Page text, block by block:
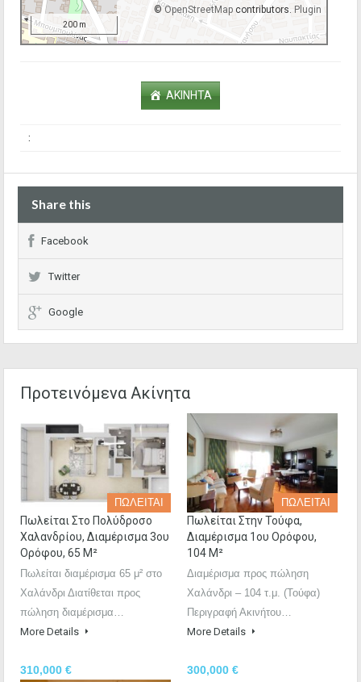
©OpenStreetMap contributors. Plugin
200 m
ΑΚΙΝΗΤΑ
:
Share this
Facebook
Twitter
Google
Προτεινόμενα Ακίνητα
ΠΩΛΕΙΤΑΙ
Πωλείται Στο Πολύδροσο
Χαλανδρίου, Διαμέρισμα 3ου
Ορόφου, 65 Μ²
Πωλείται διαμέρισμα 65 μ² στο
Χαλάνδρι Διατίθεται προς
πώληση διαμέρισμα…
More Details
310,000 €
ΠΩΛΕΙΤΑΙ
Πωλείται Στην Τούφα,
Διαμέρισμα 1ου Ορόφου,
104 Μ²
Διαμέρισμα προς πώληση
Χαλάνδρι – 104 τ.μ. (Τούφα)
Περιγραφή Ακινήτου…
More Details
300,000 €